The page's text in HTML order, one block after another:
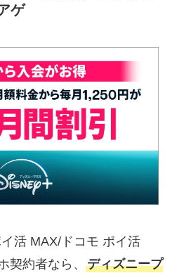
ゲ
活 MAX/ドコモ ポイ活
契約者なら、 ディズニープ